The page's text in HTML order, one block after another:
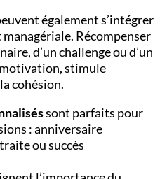
également s’intégrer
Récompenser
d’un challenge ou d’un
stimule
cohésion.
sont parfaits pour
: anniversaire
ou succès